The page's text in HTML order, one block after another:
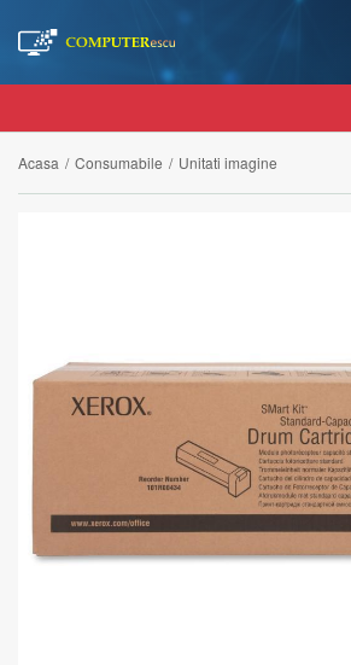
Acasa / Consumabile / Unitati imagine